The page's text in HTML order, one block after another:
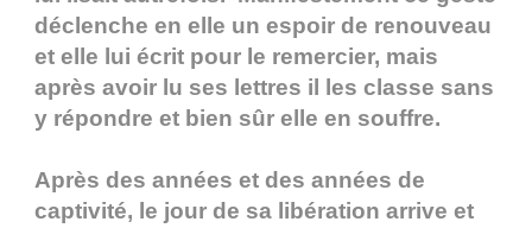
déclenche en elle un espoir de renouveau
et elle lui écrit pour le remercier, mais
après avoir lu ses lettres il les classe sans
y répondre et bien sûr elle en souffre.
Après des années et des années de
captivité, le jour de sa libération arrive et